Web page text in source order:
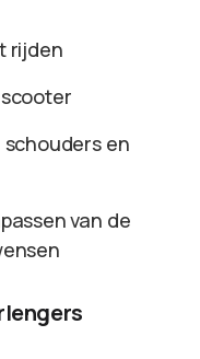
rijden
schouders en
van de